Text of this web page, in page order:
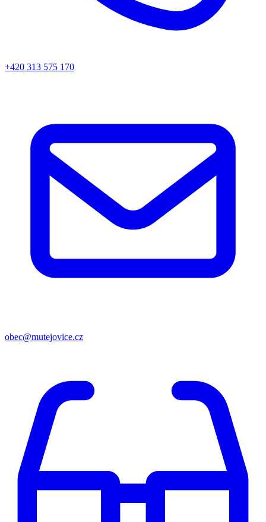
+420 313 575 170
obec@mutejovice.cz